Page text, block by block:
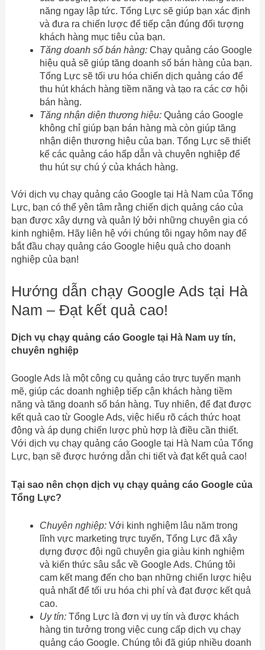
năng ngay lập tức. Tổng Lực sẽ giúp bạn xác định
và đưa ra chiến lược để tiếp cận đúng đối tượng
khách hàng mục tiêu của bạn.
Tăng doanh số bán hàng:Chạy quảng cáo Google
hiệu quả sẽ giúp tăng doanh số bán hàng của bạn.
Tổng Lực sẽ tối ưu hóa chiến dịch quảng cáo để
thu hút khách hàng tiềm năng và tạo ra các cơ hội
bán hàng.
Tăng nhận diện thương hiệu:Quảng cáo Google
không chỉ giúp bạn bán hàng mà còn giúp tăng
nhận diện thương hiệu của bạn. Tổng Lực sẽ thiết
kế các quảng cáo hấp dẫn và chuyên nghiệp để
thu hút sự chú ý của khách hàng.
Với dịch vụ chạy quảng cáo Google tại Hà Nam của Tổng
Lực, bạn có thể yên tâm rằng chiến dịch quảng cáo của
bạn được xây dựng và quản lý bởi những chuyên gia có
kinh nghiệm. Hãy liên hệ với chúng tôi ngay hôm nay để
bắt đầu chạy quảng cáo Google hiệu quả cho doanh
nghiệp của bạn!
Hướng dẫn chạy Google Ads tại Hà
Nam – Đạt kết quả cao!
Dịch vụ chạy quảng cáo Google tại Hà Nam uy tín,
chuyên nghiệp
Google Ads là một công cụ quảng cáo trực tuyến mạnh
mẽ, giúp các doanh nghiệp tiếp cận khách hàng tiềm
năng và tăng doanh số bán hàng. Tuy nhiên, để đạt được
kết quả cao từ Google Ads, việc hiểu rõ cách thức hoạt
động và áp dụng chiến lược phù hợp là điều cần thiết.
Với dịch vụ chạy quảng cáo Google tại Hà Nam của Tổng
Lực, bạn sẽ được hướng dẫn chi tiết và đạt kết quả cao!
Tại sao nên chọn dịch vụ chạy quảng cáo Google của
Tổng Lực?
Chuyên nghiệp:Với kinh nghiệm lâu năm trong
lĩnh vực marketing trực tuyến, Tổng Lực đã xây
dựng được đội ngũ chuyên gia giàu kinh nghiệm
và kiến thức sâu sắc về Google Ads. Chúng tôi
cam kết mang đến cho bạn những chiến lược hiệu
quả nhất để tối ưu hóa chi phí và đạt được kết quả
cao.
Uy tín:Tổng Lực là đơn vị uy tín và được khách
hàng tin tưởng trong việc cung cấp dịch vụ chạy
quảng cáo Google. Chúng tôi đã giúp nhiều doanh